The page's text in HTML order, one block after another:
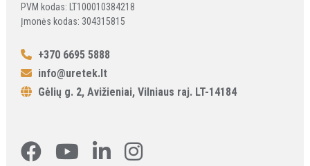
PVM kodas: LT100010384218
Įmonės kodas: 304315815
+370 6695 5888
info@uretek.lt
Gėlių g. 2, Avižieniai, Vilniaus raj. LT-14184